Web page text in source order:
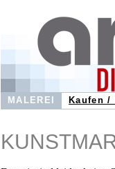
MALEREI Kaufen /